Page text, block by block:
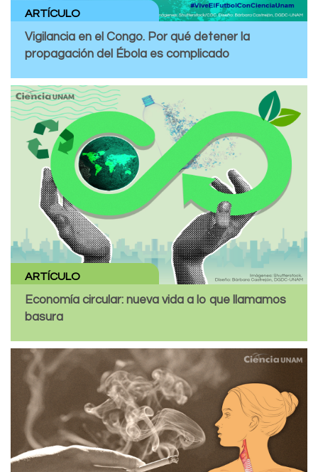
ARTÍCULO
Vigilancia en el Congo. Por qué detener la
propagación del Ébola es complicado
ARTÍCULO
Economía circular: nueva vida a lo que llamamos
basura